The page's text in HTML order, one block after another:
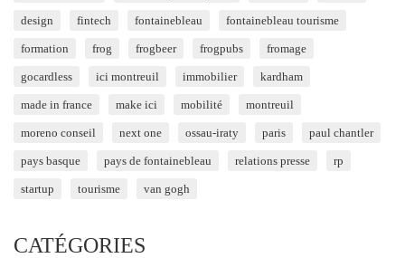
design fintech fontainebleau fontainebleau tourisme
formation frog frogbeer frogpubs fromage
gocardless ici montreuil immobilier kardham
made in france make ici mobilité montreuil
moreno conseil next one ossau-iraty paris paul chantler
pays basque pays de fontainebleau relations presse rp
startup tourisme van gogh
CATÉGORIES